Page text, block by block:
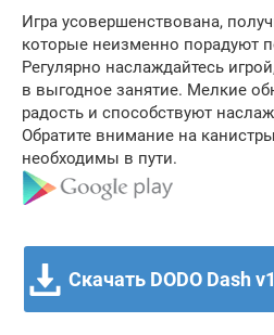
Игра усовершенствована,
которые неизменно порадуют
Регулярно наслаждайтесь
в выгодное занятие. Мелкие
радость и способствуют
Обратите внимание на
необходимы в пути.
Скачать DODO Dash